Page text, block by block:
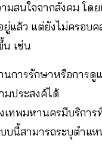
มสนใจจากสังคม โด
แล้ว แต่ยังไม่ครอบค
น เช่น
นการรักษาหรือการดู
ประสงค์ได้
เทพมหานครมีบริการ
บนี้สามารถระบุตำแห